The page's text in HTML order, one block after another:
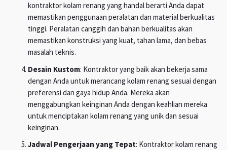
kontraktor kolam renang yang handal berarti Anda dapat
memastikan penggunaan peralatan dan material berkualitas
tinggi. Peralatan canggih dan bahan berkualitas akan
memastikan konstruksi yang kuat, tahan lama, dan bebas
masalah teknis.
Desain Kustom: Kontraktor yang baik akan bekerja sama
dengan Anda untuk merancang kolam renang sesuai dengan
preferensi dan gaya hidup Anda. Mereka akan
menggabungkan keinginan Anda dengan keahlian mereka
untuk menciptakan kolam renang yang unik dan sesuai
keinginan.
Jadwal Pengerjaan yang Tepat: Kontraktor kolam renang